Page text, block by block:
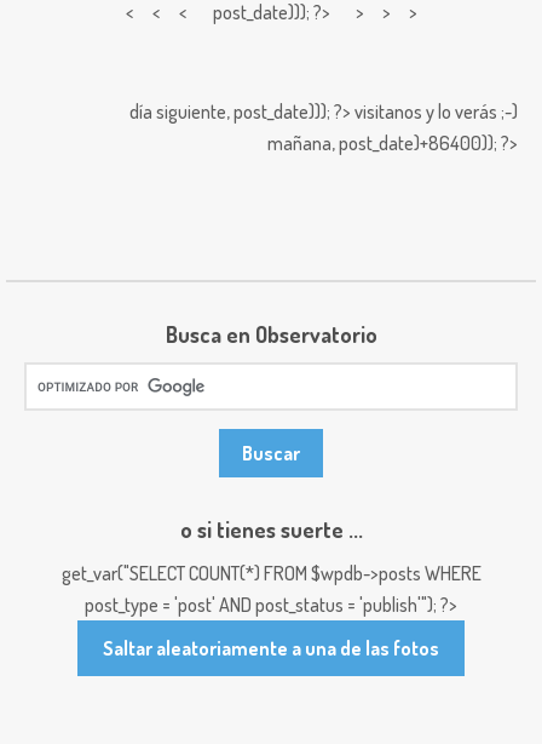
< < < post_date))); ?> > > >
día siguiente,post_date))); ?> visitanos y lo verás ;-)
mañana,post_date)+86400)); ?>
Busca en Observatorio
o si tienes suerte ...
get_var("SELECT COUNT(*) FROM $wpdb->posts WHERE
post_type = 'post' AND post_status = 'publish'"); ?>
Saltar aleatoriamente a una de las fotos